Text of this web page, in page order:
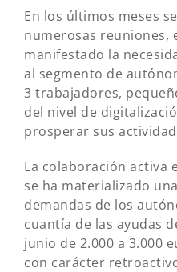
En los últimos meses
numerosas reuniones,
manifestado la
al segmento de
3 trabajadores,
del nivel de
prosperar sus
La colaboración activa
se ha materializado
demandas de los
cuantía de las ayudas
junio de 2.000 a 3.000
con carácter